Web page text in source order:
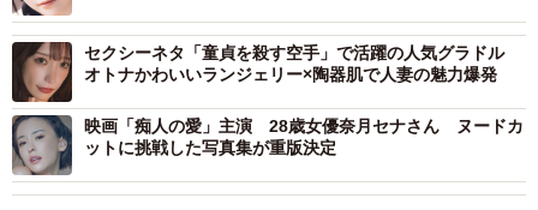
セクシーネタ「童貞を殺す空手」で活躍の人気グラドル
オトナかわいいランジェリー×陶器肌で人妻の魅力爆発
映画「痴人の愛」主演 28歳女優奈月セナさん ヌードカ
ットに挑戦した写真集が重版決定